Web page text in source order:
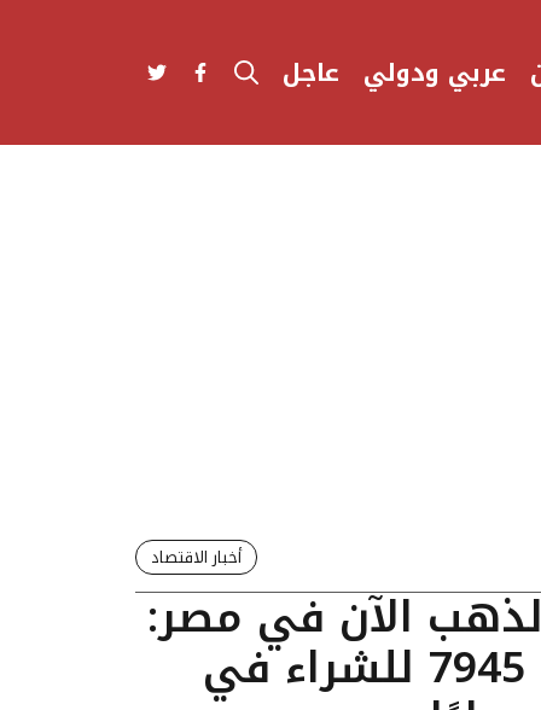
عربي ودولي عاجل
أخبار الاقتصاد
الآن في مصر:
عيار 24 يسجل 7945 للشراء في